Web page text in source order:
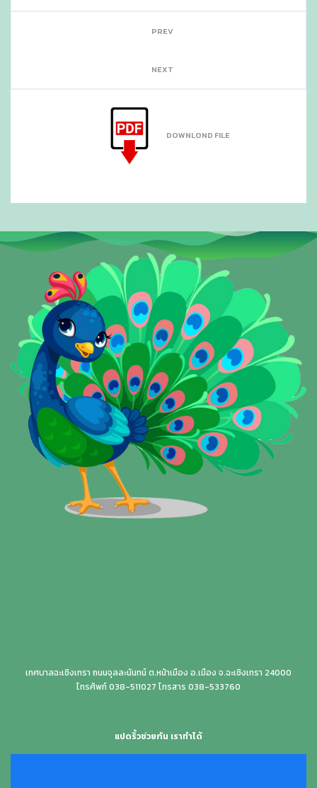
PREV
NEXT
DOWNLOND FILE
เทศบาลฉะเชิงเทรา ถนนจุลละนันทน์ ต.หน้าเมือง อ.เมือง จ.ฉะเชิงเทรา 24000
โทรศัพท์ 038-511027 โทรสาร 038-533760
แปดริ้วช่วยกัน เราทำได้